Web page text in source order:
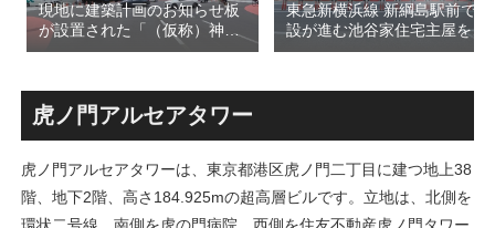
現地に建築計画のお知らせ板
が設置された「（仮称）神宮
前六丁目八角館建替計
SANAA設計で神宮前交差点に
新たな商業施設誕生へ！！
東急新横浜線 新綱島駅前で建
設が進む池谷家住宅主屋を活
用した「新綱島MICCA」！！
による新たな駅前拠点が2026
虎ノ門アルセアタワー
虎ノ門アルセアタワーは、東京都港区虎ノ門二丁目に建つ地上38
階、地下2階、高さ184.925mの超高層ビルです。立地は、北側を
環状二号線、南側を虎の門病院、西側を住友不動産虎ノ門タワー